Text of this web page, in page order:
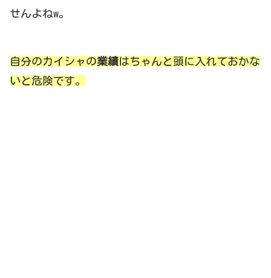
せんよねw。
自分のカイシャの業績はちゃんと頭に入れておかな
いと危険です。